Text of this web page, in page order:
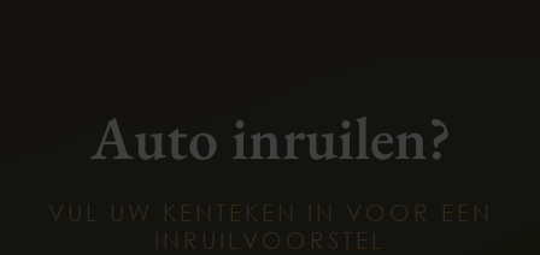
Auto inruilen?
VUL UW KENTEKEN IN VOOR EEN
INRUILVOORSTEL